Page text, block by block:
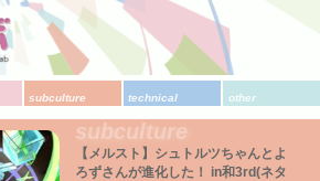
subculture technical other
subculture
【メルスト】シュトルツちゃんとよ
ろずさんが進化した！ in和3rd(ネタ